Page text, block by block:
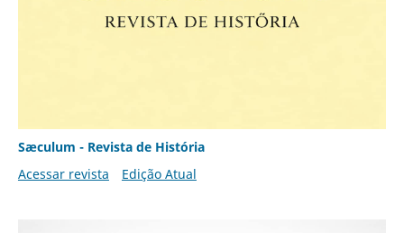
Sæculum - Revista de História
Acessar revista
Edição Atual